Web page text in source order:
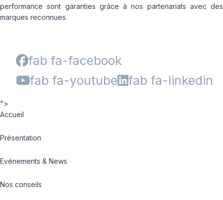
performance sont garanties grâce à nos partenariats avec des
marques reconnues.
fab fa-facebook
fab fa-youtube
fab fa-linkedin
">
Accueil
Présentation
Evénements & News
Nos conseils